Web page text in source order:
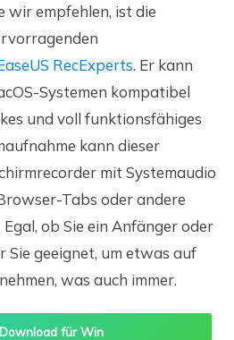
wir empfehlen, ist die
RecExperts. Er kann
Systemen kompatibel
und voll funktionsfähiges
kann dieser
mit Systemaudio
Tabs oder andere
ob Sie ein Anfänger oder
Sie geeignet, um etwas auf
was auch immer.
Download für Win